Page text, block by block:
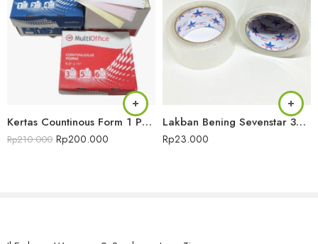
Kantor : Jl. Embong Wungu No. 9, Surabaya, Jawa Timur
Telepon : (031) 5482000 atau WA : 081515099988
Email : sales@amb-tech.com
Lihat produk lainnya ->disini
Kertas Countinous Form 1 PLY FULL 9.5 X 11″ Multi Office
Rp210.000 Rp200.000
Lakban Bening Sevenstar 300m
Rp23.000